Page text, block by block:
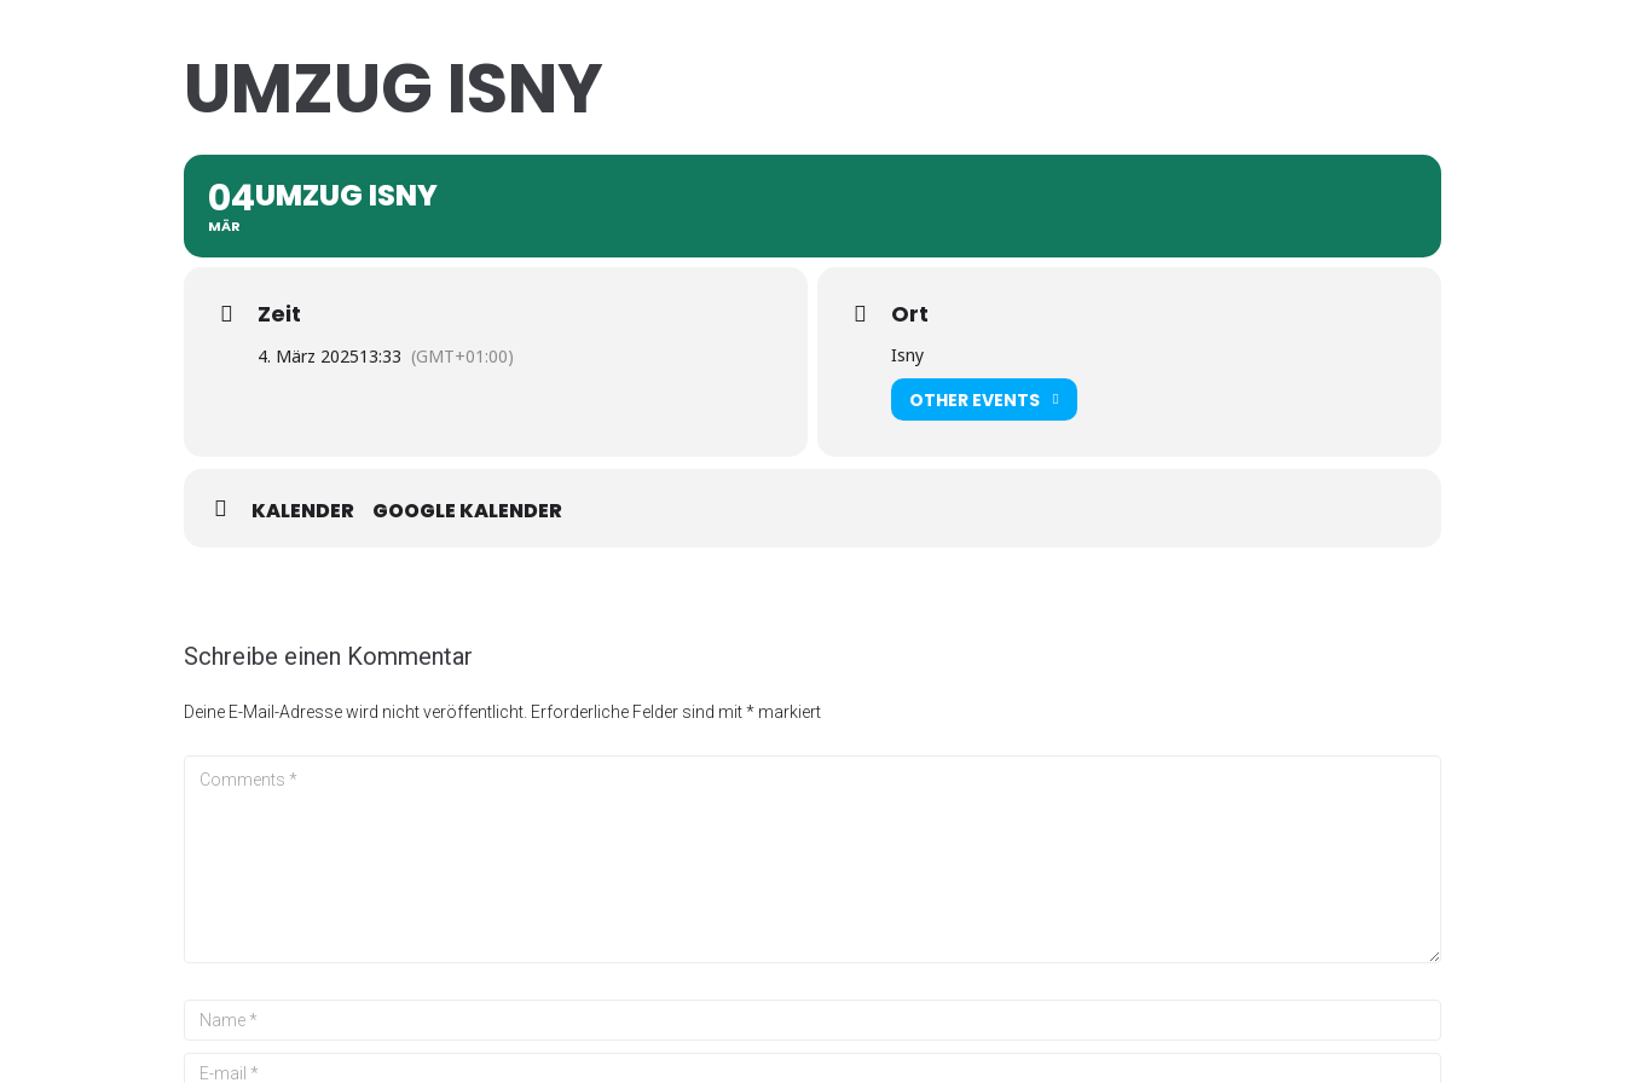
UMZUG ISNY
04
MÄR
UMZUG ISNY
Zeit
4. März 202513:33 (GMT+01:00)
Ort
Isny
OTHER EVENTS
KALENDER GOOGLE KALENDER
Schreibe einen Kommentar
Deine E-Mail-Adresse wird nicht veröffentlicht. Erforderliche Felder sind mit* markiert